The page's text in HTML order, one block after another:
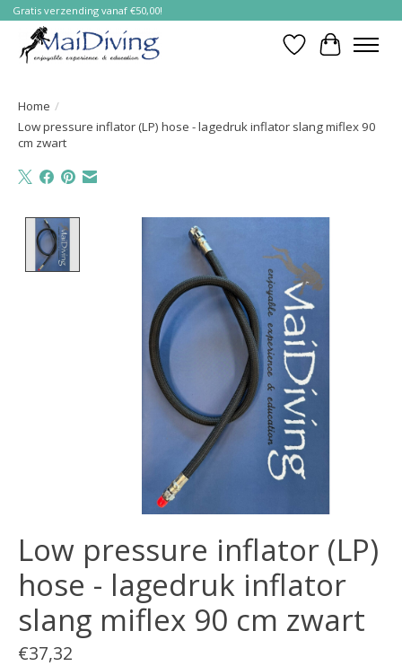
Gratis verzending vanaf €50,00!
Verlanglijst
Home /
Low pressure inflator (LP) hose - lagedruk inflator slang miflex 90
cm zwart
Product image slideshow Items
Low pressure inflator (LP)
hose - lagedruk inflator
slang miflex 90 cm zwart
€37,32